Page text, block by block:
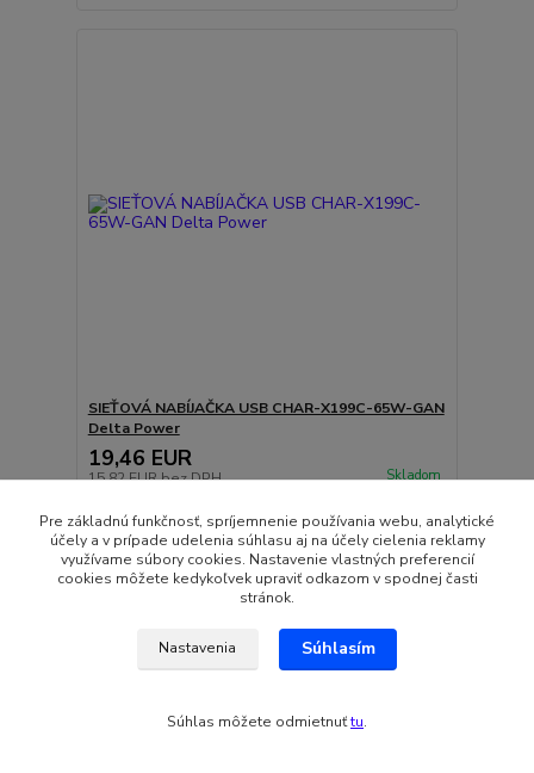
SIEŤOVÁ NABÍJAČKA USB CHAR-X199C-65W-GAN
Delta Power
19,46 EUR
15,82 EURbez DPH Skladom
Pridať do košíka
Pre základnú funkčnosť, spríjemnenie používania webu, analytické
účely a v prípade udelenia súhlasu aj na účely cielenia reklamy
využívame súbory cookies. Nastavenie vlastných preferencií
cookies môžete kedykoľvek upraviť odkazom v spodnej časti
stránok.
Nastavenia Súhlasím
Súhlas môžete odmietnuťtu.